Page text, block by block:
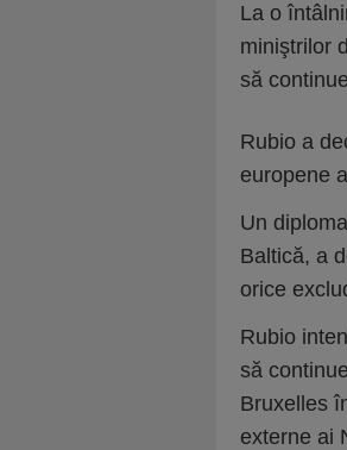
La o
miniştrilor
să
Rubio a
europene
Un
Baltică, a
orice
Rubio
să
Bruxelles
externe ai